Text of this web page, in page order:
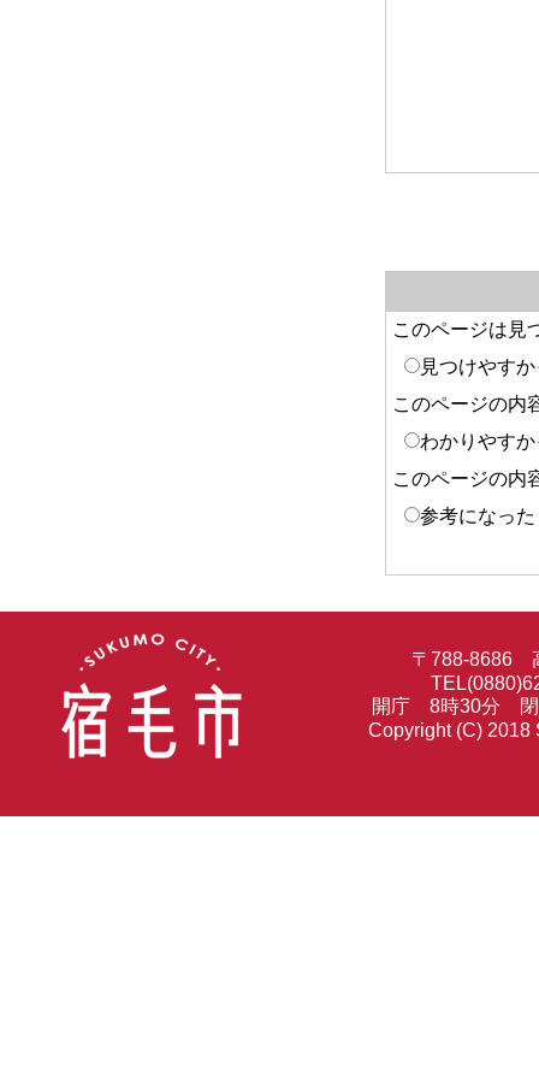
このページは見
見つけやす
このページの内
わかりやす
このページの内
参考になった
〒788-8686
開庁 8時30分 閉
Copyright (C) 2018